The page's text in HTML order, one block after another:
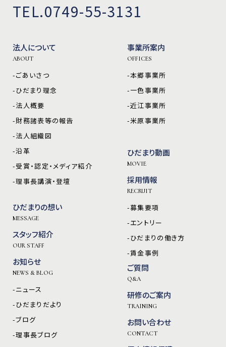
TEL.0749-55-3131
法人について
ABOUT
-ごあいさつ
-ひだまり理念
-法人概要
-財務諸表等の報告
-法人組織図
-沿革
-受賞・認定・メディア紹介
-理事長講演・登壇
ひだまりの想い
MESSAGE
スタッフ紹介
OUR STAFF
お知らせ
NEWS & BLOG
-ニュース
-ひだまりだより
-ブログ
-理事長ブログ
事業所案内
OFFICES
-本郷事業所
-一色事業所
-近江事業所
-米原事業所
ひだまり動画
MOVIE
採用情報
RECRUIT
-募集要項
-エントリー
-ひだまりの働き方
-賃金事例
ご質問
Q&A
研修のご案内
TRAINING
お問い合わせ
CONTACT